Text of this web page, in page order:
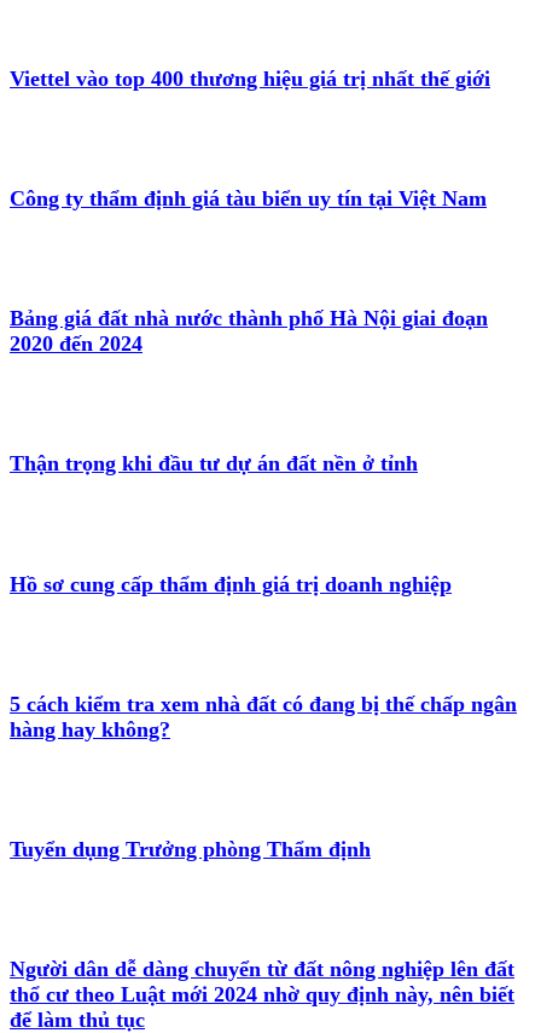
Viettel vào top 400 thương hiệu giá trị nhất thế giới
Công ty thẩm định giá tàu biển uy tín tại Việt Nam
Bảng giá đất nhà nước thành phố Hà Nội giai đoạn
2020 đến 2024
Thận trọng khi đầu tư dự án đất nền ở tỉnh
Hồ sơ cung cấp thẩm định giá trị doanh nghiệp
5 cách kiểm tra xem nhà đất có đang bị thế chấp ngân
hàng hay không?
Tuyển dụng Trưởng phòng Thẩm định
Người dân dễ dàng chuyển từ đất nông nghiệp lên đất
thổ cư theo Luật mới 2024 nhờ quy định này, nên biết
để làm thủ tục